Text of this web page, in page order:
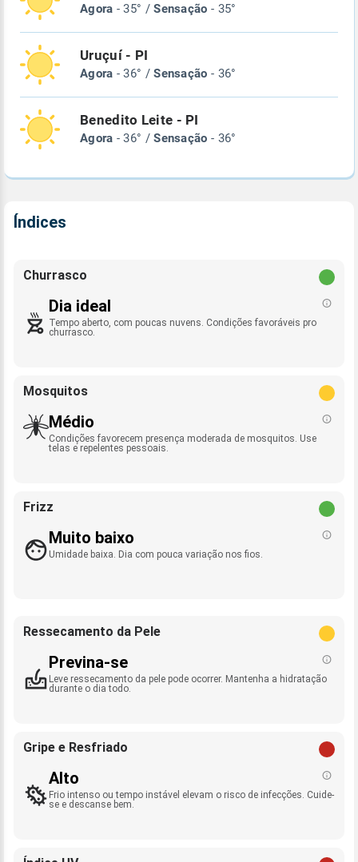
Agora - 35° /Sensação - 35°
Uruçuí - PI
Agora - 36° /Sensação - 36°
Benedito Leite - PI
Agora - 36° /Sensação - 36°
Índices
Churrasco
Dia ideal
Tempo aberto, com poucas nuvens. Condições favoráveis pro
churrasco.
Mosquitos
Médio
Condições favorecem presença moderada de mosquitos. Use
telas e repelentes pessoais.
Frizz
Muito baixo
Umidade baixa. Dia com pouca variação nos fios.
Ressecamento da Pele
Previna-se
Leve ressecamento da pele pode ocorrer. Mantenha a hidratação
durante o dia todo.
Gripe e Resfriado
Alto
Frio intenso ou tempo instável elevam o risco de infecções. Cuide-
se e descanse bem.